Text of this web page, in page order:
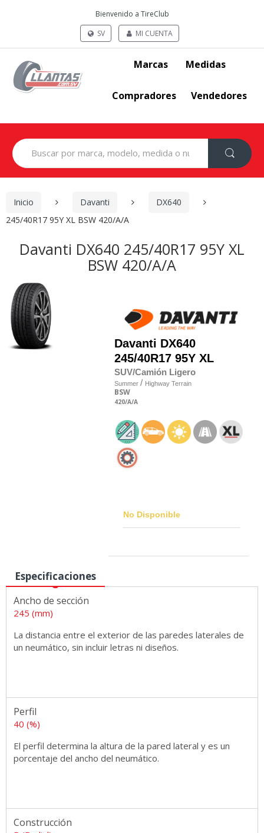
Bienvenido a TireClub
SV
MI CUENTA
Marcas Medidas
Compradores Vendedores
Search
for:
Inicio Davanti
DX640
245/40R17 95Y XL BSW 420/A/A
Davanti DX640 245/40R17 95Y XL
BSW 420/A/A
Davanti DX640
245/40R17 95Y XL
SUV/Camión Ligero
Summer / Highway Terrain
BSW
420/A/A
No Disponible
Especificaciones
Ancho de sección
245 (mm)
La distancia entre el exterior de las paredes laterales de
un neumático, sin incluir letras ni diseños.
Perfil
40 (%)
El perfil determina la altura de la pared lateral y es un
porcentaje del ancho del neumático.
Construcción